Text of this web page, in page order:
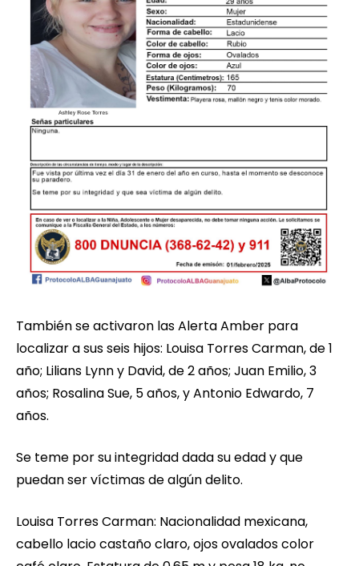
También se activaron las Alerta Amber para
localizar a sus seis hijos: Louisa Torres Carman, de 1
año; Lilians Lynn y David, de 2 años; Juan Emilio, 3
años; Rosalina Sue, 5 años, y Antonio Edwardo, 7
años.
Se teme por su integridad dada su edad y que
puedan ser víctimas de algún delito.
Louisa Torres Carman: Nacionalidad mexicana,
cabello lacio castaño claro, ojos ovalados color